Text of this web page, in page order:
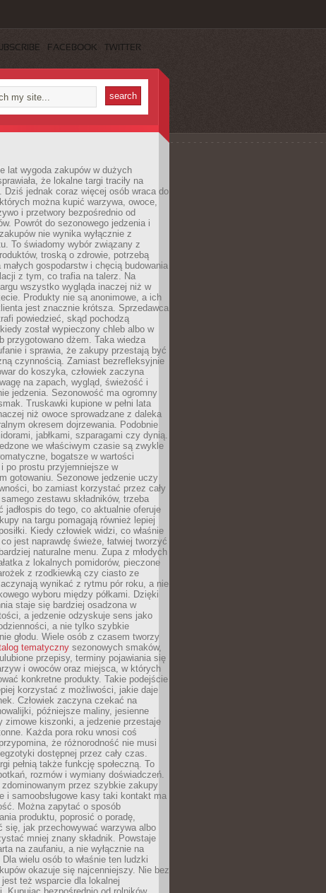
FACEBOOK TWITTER
lat wygoda zakupów w dużych
że lokalne targi traciły na
Dziś jednak coraz więcej osób wraca do
można kupić warzywa, owoce,
i przetwory bezpośrednio od
Powrót do sezonowego jedzenia i
nie wynika wyłącznie z
To świadomy wybór związany z
troską o zdrowie, potrzebą
małych gospodarstw i chęcią budowania
z tym, co trafia na talerz. Na
wszystko wygląda inaczej niż w
Produkty nie są anonimowe, a ich
jest znacznie krótsza. Sprzedawca
powiedzieć, skąd pochodzą
został wypieczony chleb albo w
przygotowano dżem. Taka wiedza
i sprawia, że zakupy przestają być
czynnością. Zamiast bezrefleksyjnie
do koszyka, człowiek zaczyna
na zapach, wygląd, świeżość i
jedzenia. Sezonowość ma ogromny
Truskawki kupione w pełni lata
niż owoce sprowadzane z daleka
okresem dojrzewania. Podobnie
jabłkami, szparagami czy dynią.
we właściwym czasie są zwykle
bogatsze w wartości
po prostu przyjemniejsze w
gotowaniu. Sezonowe jedzenie uczy
bo zamiast korzystać przez cały
zestawu składników, trzeba
jadłospis do tego, co aktualnie oferuje
na targu pomagają również lepiej
Kiedy człowiek widzi, co właśnie
jest naprawdę świeże, łatwiej tworzyć
naturalne menu. Zupa z młodych
z lokalnych pomidorów, pieczone
z rzodkiewką czy ciasto ze
wynikać z rytmu pór roku, a nie
wyboru między półkami. Dzięki
staje się bardziej osadzona w
a jedzenie odzyskuje sens jako
a nie tylko szybkie
głodu. Wiele osób z czasem tworzy
tematyczny sezonowych smaków,
przepisy, terminy pojawiania się
i owoców oraz miejsca, w których
konkretne produkty. Takie podejście
korzystać z możliwości, jakie daje
Człowiek zaczyna czekać na
późniejsze maliny, jesienne
zimowe kiszonki, a jedzenie przestaje
Każda pora roku wnosi coś
że różnorodność nie musi
dostępnej przez cały czas.
pełnią także funkcję społeczną. To
rozmów i wymiany doświadczeń.
przez szybkie zakupy
i samoobsługowe kasy taki kontakt ma
Można zapytać o sposób
produktu, poprosić o poradę,
się, jak przechowywać warzywa albo
mniej znany składnik. Powstaje
na zaufaniu, a nie wyłącznie na
wielu osób to właśnie ten ludzki
okazuje się najcenniejszy. Nie bez
też wsparcie dla lokalnej